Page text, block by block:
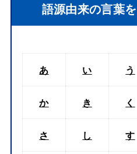
語源由来の言葉
あ い う
か き く
さ し す